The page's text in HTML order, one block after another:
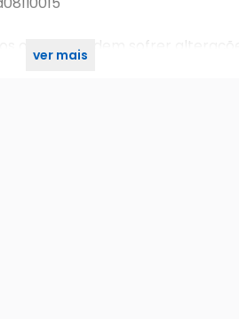
objetos podem sofrer
ver mais